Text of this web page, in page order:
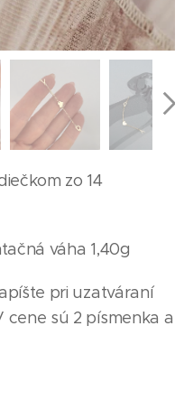
zo 14
váha 1,40g
pri uzatváraní
sú 2 písmenka a